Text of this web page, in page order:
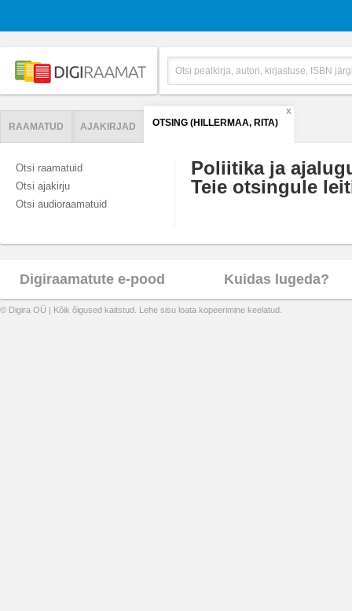
RAAMATUD AJAKIRJAD OTSING (HILLERMAA, RITA)
X
Otsi raamatuid
Otsi ajakirju
Otsi audioraamatuid
Poliitika ja
Teie otsingule
Digiraamatute e-pood Kuidas lugeda?
© Digira OÜ | Kõik õigused kaitstud. Lehe sisu loata kopeerimine keelatud.